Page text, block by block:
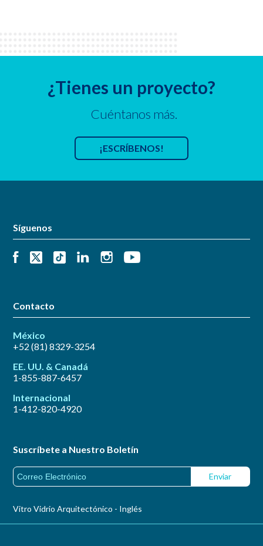
¿Tienes un proyecto?
Cuéntanos más.
¡ESCRÍBENOS!
Síguenos
Contacto
México
+52 (81) 8329-3254
EE. UU. & Canadá
1-855-887-6457
Internacional
1-412-820-4920
Suscríbete a Nuestro Boletín
Vitro Vidrio Arquitectónico - Inglés